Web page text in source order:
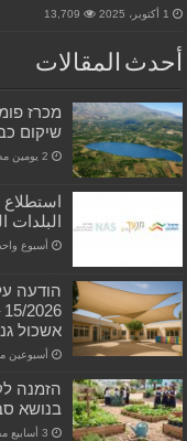
13,709
שיקום כביש
‏2 يومين مضت
استطلاع لفحص
البلدات الدرزية
‏أسبوع واحد مضت
הודעה על דחיית
15/2026 –
אשכול גנים
‏أسبوعين مضت
הזמנה לקבלת
בנושא סביבה
‏3 أسابيع مضت